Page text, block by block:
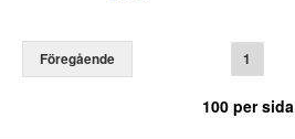
Föregående 1
100 per sida